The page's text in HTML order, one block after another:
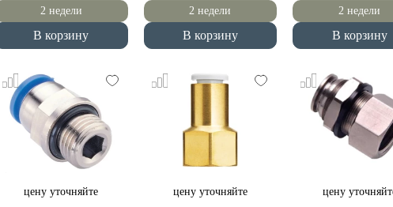
2 недели
В корзину
2 недели
В корзину
2 недели
В корзину
цену уточняйте цену уточняйте цену